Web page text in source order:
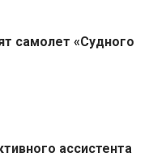
самолет «Судного
ассистента